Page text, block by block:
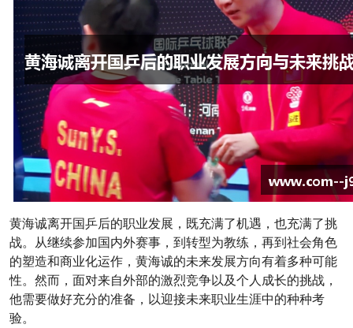
黄海诚离开国乒后的职业发展，既充满了机遇，也充满了挑
战。从继续参加国内外赛事，到转型为教练，再到社会角色
的塑造和商业化运作，黄海诚的未来发展方向有着多种可能
性。然而，面对来自外部的激烈竞争以及个人成长的挑战，
他需要做好充分的准备，以迎接未来职业生涯中的种种考
验。